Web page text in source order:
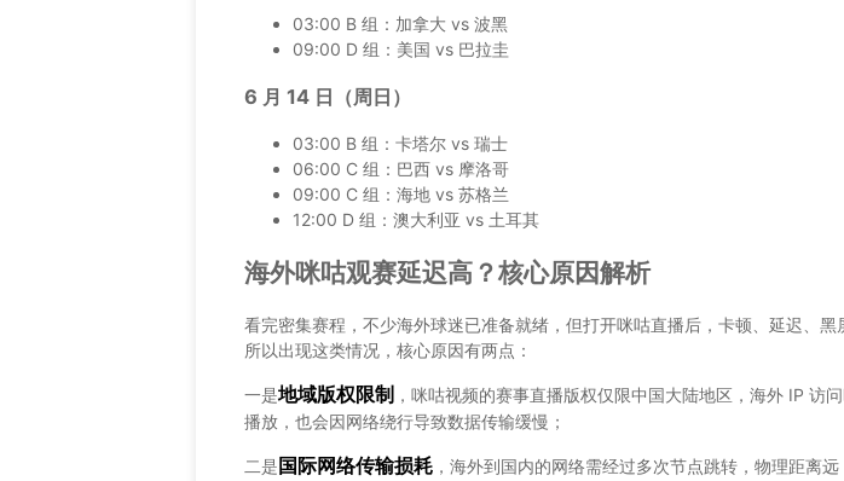
03:00 B 组：加拿大 vs 波黑
09:00 D 组：美国 vs 巴拉圭
6 月 14 日（周日）
03:00 B 组：卡塔尔 vs 瑞士
06:00 C 组：巴西 vs 摩洛哥
09:00 C 组：海地 vs 苏格兰
12:00 D 组：澳大利亚 vs 土耳其
海外咪咕观赛延迟高？核心原因解析
看完密集赛程，不少海外球迷已准备就绪，但打开咪咕直播后，卡顿、延迟、黑
所以出现这类情况，核心原因有两点：
一是地域版权限制 ，咪咕视频的赛事直播版权仅限中国大陆地区，海外 IP 访
播放，也会因网络绕行导致数据传输缓慢；
二是 国际网络传输损耗 ，海外到国内的网络需经过多次节点跳转，物理距离